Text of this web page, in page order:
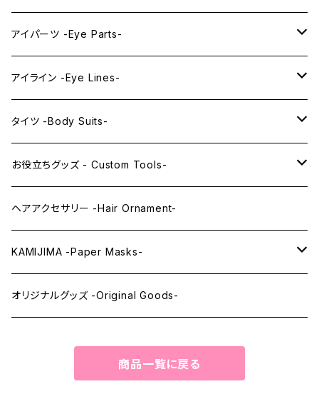
プレミアムレンズアイ -Premium Lens eye-
IDOL series
PRINCESS series
KAWAII Little series
ドールマスク -Doll Masks-
ロング -Long-
ミドル -Middle-
アイパーツ -Eye Parts-
レンズアイ -Lens Eyes-
レンズアイ
レンズアイEX
クリスタルアイ -Crystal Eyes-
アイライン -Eye Lines-
アイラインステッカー -Eye Line Stickers-
まゆ毛 -Eyebrows-
まつ毛 -Eyelash-
タイツ -Body Suits-
全身タイツ -Full Body Suits-
上半身タイツ -Upper Body Suits-
お役立ちグッズ - Custom Tools-
カスタム用品 -Custom Tools-
ウィッグメンテナンス -Wig Maintenance-
ヘアアクセサリー -Hair Ornament-
KAMIJIMA -Paper Masks-
ペーパーマスク -Paper Masks-
オリジナルグッズ -Original Goods-
商品一覧に戻る